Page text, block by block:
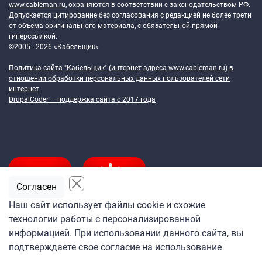
www.cableman.ru, охраняются в соответствии с законодательством РФ.
Допускается цитирование без согласования с редакцией не более трети
от объема оригинального материала, с обязательной прямой
гиперссылкой.
©2005 - 2026 «Кабельщик»
Политика сайта "Кабельщик" (интернет-адреса www.cableman.ru) в
отношении обработки персональных данных пользователей сети
интернет
DrupalCoder — поддержка сайта c 2017 года
Подпишитесь
на ежедневную рассылку
Наш сайт использует файлы cookie и схожие
технологии работы с персонализированной
информацией. При использовании данного сайта, вы
подтверждаете свое согласие на использование
Согласен